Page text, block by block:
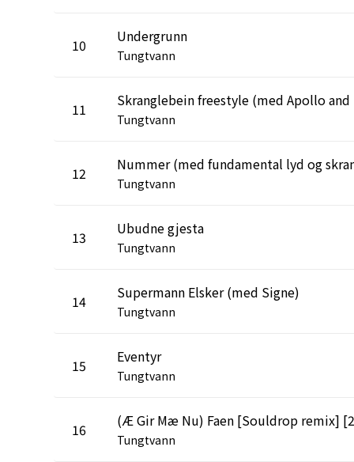
10 Undergrunn
Tungtvann
11
Tungtvann
12
Tungtvann
13 Ubudne gjesta
Tungtvann
14 Supermann Elsker (med Signe)
Tungtvann
15 Eventyr
Tungtvann
16
Tungtvann